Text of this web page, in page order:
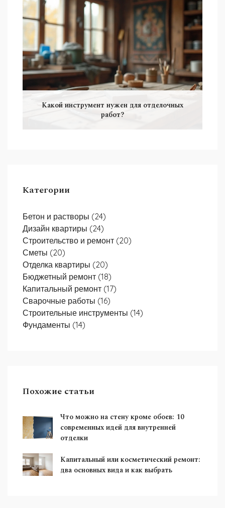
Какой инструмент нужен для отделочных
работ?
Категории
Бетон и растворы (24)
Дизайн квартиры (24)
Строительство и ремонт (20)
Сметы (20)
Отделка квартиры (20)
Бюджетный ремонт (18)
Капитальный ремонт (17)
Сварочные работы (16)
Строительные инструменты (14)
Фундаменты (14)
Похожие статьи
Что можно на стену кроме обоев: 10
современных идей для внутренней
отделки
Капитальный или косметический ремонт:
два основных вида и как выбрать